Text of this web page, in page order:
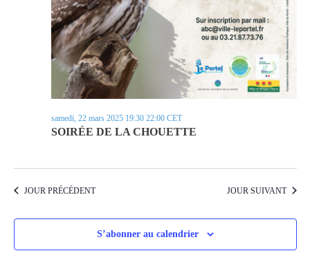
SOIRÉE DE LA CHOUETTE
samedi, 22 mars 2025 19:30 22:00 CET
JOUR PRÉCÉDENT JOUR SUIVANT
S’abonner au calendrier